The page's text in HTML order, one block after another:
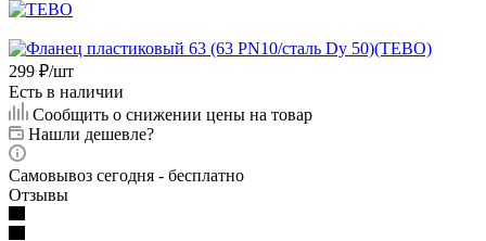
299 ₽/шт
Есть в наличии
Сообщить о снижении цены на товар
Нашли дешевле?
Самовывоз сегодня - бесплатно
Отзывы